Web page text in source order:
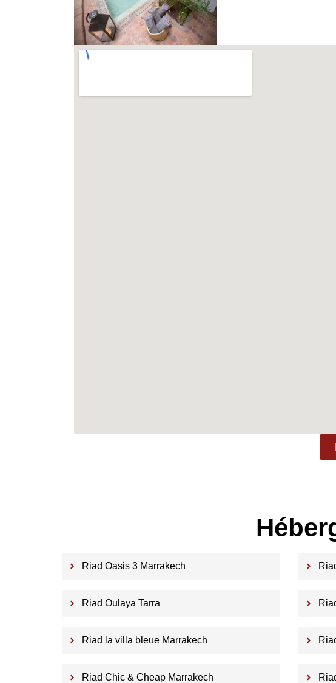
Riad Oasis 3 Marrakech
Riad Oulaya Tarra
Riad la villa bleue Marrakech
Riad Chic & Cheap Marrakech